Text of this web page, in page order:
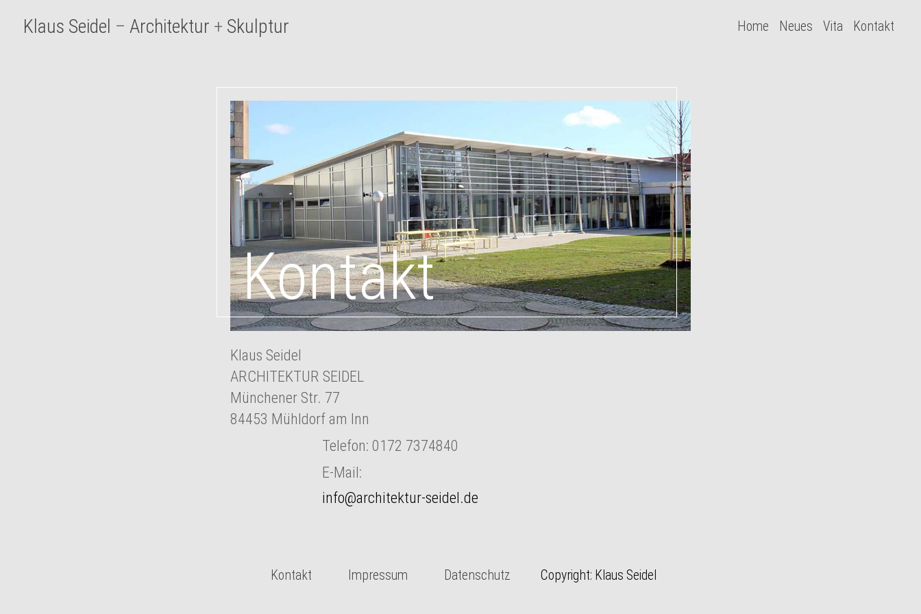
Klaus Seidel – Architektur + Skulptur Home Neues Vita Kontakt
Kontakt
Klaus Seidel
ARCHITEKTUR SEIDEL
Münchener Str. 77
84453 Mühldorf am Inn
Telefon: 0172 7374840
E-Mail:
Kontakt Impressum Datenschutz Copyright: Klaus Seidel